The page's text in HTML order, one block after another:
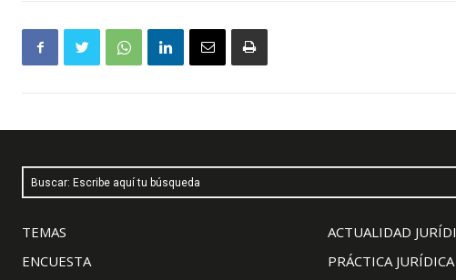
Buscar: Escribe aquí tu búsqueda
TEMAS
ENCUESTA
ACTUALIDAD
PRÁCTICA JURÍDICA